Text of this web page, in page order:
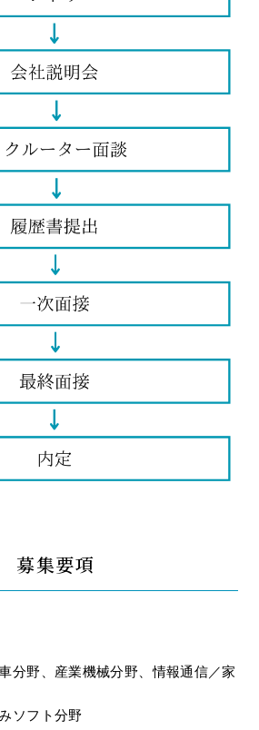
採用情報
CLOS
募集要項
分野、産業機械分野、情報通信／家
ソフト分野